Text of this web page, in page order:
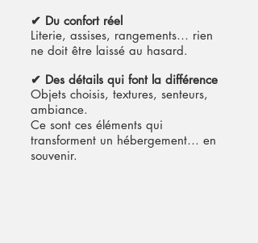
✔ Du confort réel
Literie, assises, rangements… rien
ne doit être laissé au hasard.
✔ Des détails qui font la différence
Objets choisis, textures, senteurs,
ambiance.
Ce sont ces éléments qui
transforment un hébergement… en
souvenir.